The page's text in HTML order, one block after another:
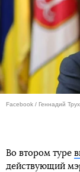
Facebook / Геннадий
Во втором туре
действующий